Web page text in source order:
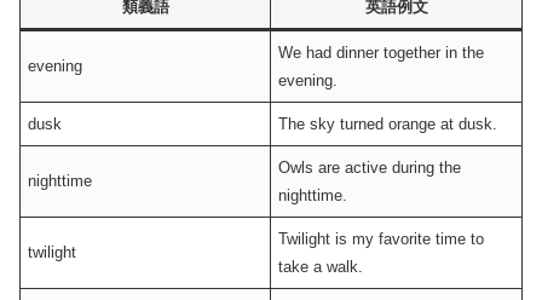
類義語 英語例文
evening
We had dinner together in the
evening.
dusk The sky turned orange at dusk.
nighttime
Owls are active during the
nighttime.
twilight
Twilight is my favorite time to
take a walk.